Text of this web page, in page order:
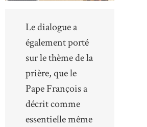
Le dialogue a
également porté
sur le thème de la
prière, que le
Pape François a
décrit comme
essentielle même